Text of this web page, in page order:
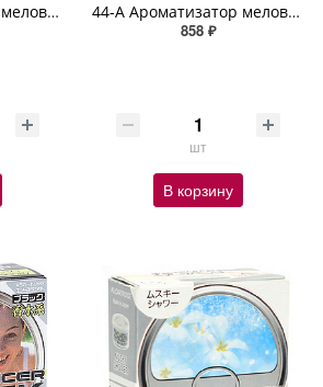
43-A Ароматизатор меловой WHITY MUSK SPIRIT REFILL
44-A Ароматизатор меловой W BERRY SPIRIT REFILL
858 ₽
шт
В корзину